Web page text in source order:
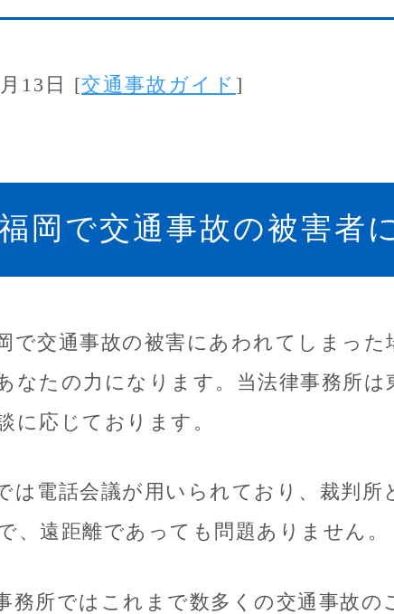
13日 [交通事故ガイド ]
岡で交通事故の被害者
で交通事故の被害にあわれてしまった
なたの力になります。当法律事務所
に応じております。
は電話会議が用いられており、裁判
、遠距離であっても問題ありません。
務所ではこれまで数多くの交通事故